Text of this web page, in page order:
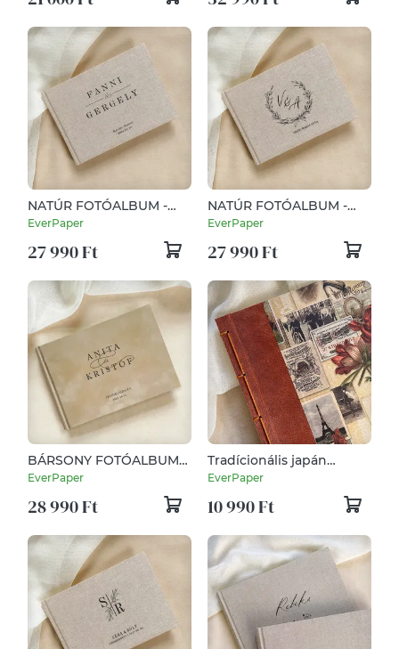
NATÚR FOTÓALBUM -
ELEGANT
EverPaper
27 990 Ft
NATÚR FOTÓALBUM -
ROMANTIC
EverPaper
27 990 Ft
BÁRSONY FOTÓALBUM -
Mousse
EverPaper
28 990 Ft
Tradícionális japán
album - Vintage
EverPaper
10 990 Ft